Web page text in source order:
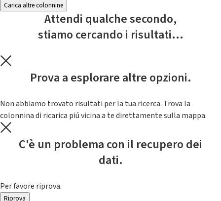
Carica altre colonnine
Attendi qualche secondo,
stiamo cercando i risultati...
Prova a esplorare altre opzioni.
Non abbiamo trovato risultati per la tua ricerca. Trova la
colonnina di ricarica piú vicina a te direttamente sulla mappa.
C'è un problema con il recupero dei
dati.
Per favore riprova.
Riprova